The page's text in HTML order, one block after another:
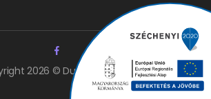
2026 © Duna Elzáró Kft.